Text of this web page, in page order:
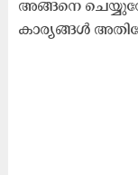
അങ്ങനെ
കാര്യങ്ങൾ